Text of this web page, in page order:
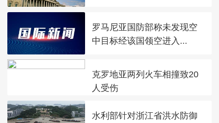
罗马尼亚国防部称未发现空
中目标经该国领空进入...
克罗地亚两列火车相撞致20
人受伤
水利部针对浙江省洪水防御